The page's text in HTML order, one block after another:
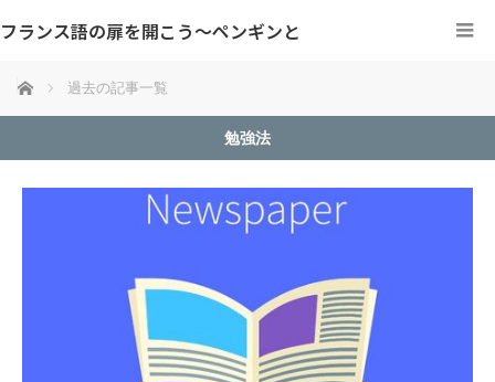
フランス語の扉を開こう～ペンギンと
ホーム 過去の記事一覧
勉強法